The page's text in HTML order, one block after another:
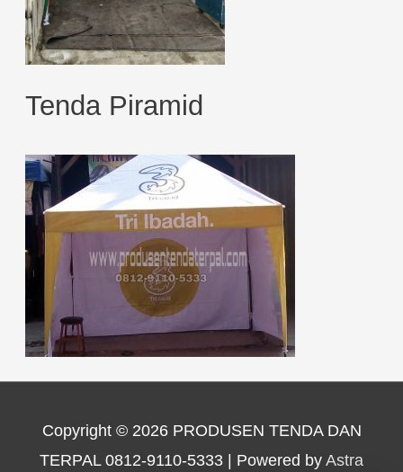
Tenda Piramid
Copyright © 2026 PRODUSEN TENDA DAN
TERPAL 0812-9110-5333 | Powered byAstra